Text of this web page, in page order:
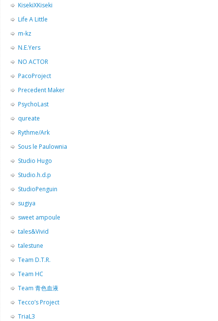
KisekiXKiseki
Life A Little
m-kz
N.E.Yers
NO ACTOR
PacoProject
Precedent Maker
PsychoLast
qureate
Rythme/Ark
Sous le Paulownia
Studio Hugo
Studio.h.d.p
StudioPenguin
sugiya
sweet ampoule
tales&Vivid
talestune
Team D.T.R.
Team HC
Team 青色血液
Tecco’s Project
TriaL3